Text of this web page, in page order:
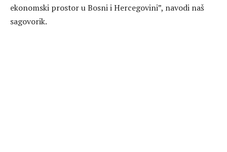
ekonomski prostor u Bosni i Hercegovini”, navodi naš
sagovorik.